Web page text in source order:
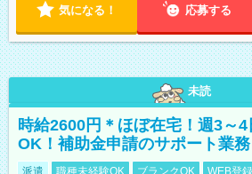
気になる！ 応募する
未読
時給2600円＊ほぼ在宅！週3～
OK！補助金申請のサポート業務
派遣 職種未経験OK ブランクOK WEB登